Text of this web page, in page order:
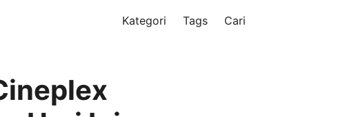
Kategori Tags Cari